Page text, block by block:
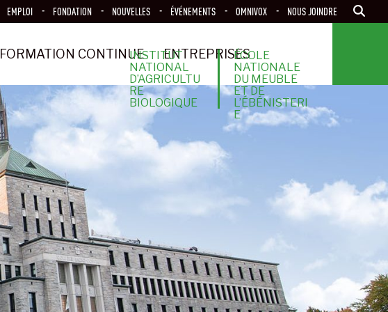
EMPLOI FONDATION NOUVELLES ÉVÉNEMENTS OMNIVOX NOUS JOINDRE
FORMATION CONTINUE ENTREPRISESÉCOLE
NATIONALE
DU MEUBLE
ET DE
L’ÉBÉNISTERI
E
INSTITUT
NATIONAL
D’AGRICULTU
RE
BIOLOGIQUE